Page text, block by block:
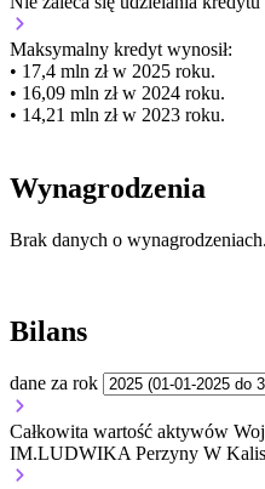
Maksymalny kredyt wynosił:
• 17,4 mln zł w 2025 roku.
• 16,09 mln zł w 2024 roku.
• 14,21 mln zł w 2023 roku.
Wynagrodzenia
Brak danych o wynagrodzeniach.
Bilans
dane za rok
Całkowita wartość aktywów
IM.LUDWIKA Perzyny W